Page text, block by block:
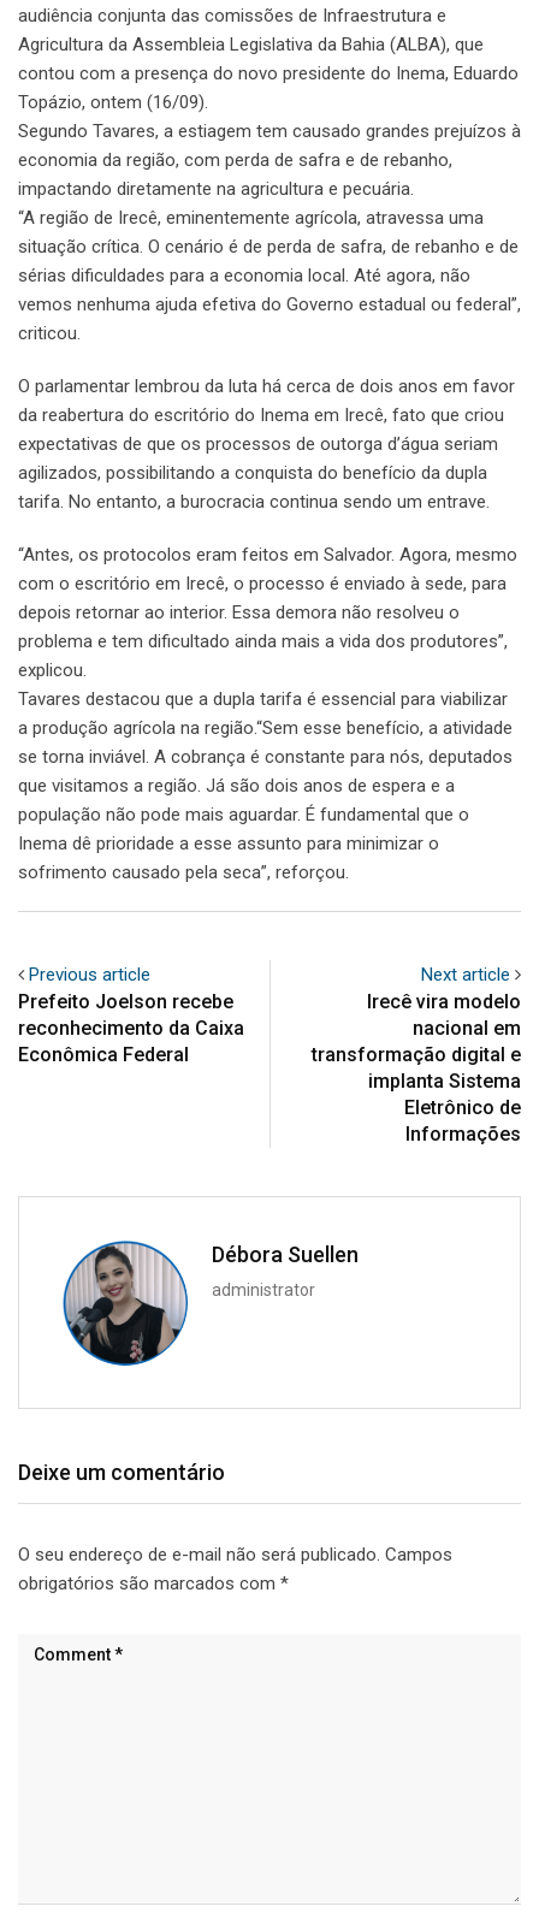
audiência conjunta das comissões de Infraestrutura e
Agricultura da Assembleia Legislativa da Bahia (ALBA), que
contou com a presença do novo presidente do Inema, Eduardo
Topázio, ontem (16/09).
Segundo Tavares, a estiagem tem causado grandes prejuízos à
economia da região, com perda de safra e de rebanho,
impactando diretamente na agricultura e pecuária.
“A região de Irecê, eminentemente agrícola, atravessa uma
situação crítica. O cenário é de perda de safra, de rebanho e de
sérias dificuldades para a economia local. Até agora, não
vemos nenhuma ajuda efetiva do Governo estadual ou federal”,
criticou.
O parlamentar lembrou da luta há cerca de dois anos em favor
da reabertura do escritório do Inema em Irecê, fato que criou
expectativas de que os processos de outorga d’água seriam
agilizados, possibilitando a conquista do benefício da dupla
tarifa. No entanto, a burocracia continua sendo um entrave.
“Antes, os protocolos eram feitos em Salvador. Agora, mesmo
com o escritório em Irecê, o processo é enviado à sede, para
depois retornar ao interior. Essa demora não resolveu o
problema e tem dificultado ainda mais a vida dos produtores”,
explicou.
Tavares destacou que a dupla tarifa é essencial para viabilizar
a produção agrícola na região.“Sem esse benefício, a atividade
se torna inviável. A cobrança é constante para nós, deputados
que visitamos a região. Já são dois anos de espera e a
população não pode mais aguardar. É fundamental que o
Inema dê prioridade a esse assunto para minimizar o
sofrimento causado pela seca”, reforçou.
Previous article
Prefeito Joelson recebe
reconhecimento da Caixa
Econômica Federal
Next article
Irecê vira modelo
nacional em
transformação digital e
implanta Sistema
Eletrônico de
Informações
Débora Suellen
administrator
Deixe um comentário
O seu endereço de e-mail não será publicado. Campos
obrigatórios são marcados com *